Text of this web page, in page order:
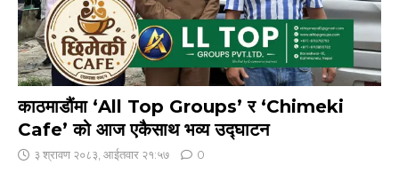
काठमाडौंमा ‘All Top Groups’ र ‘Chimeki
Cafe’ को आज एकैसाथ भव्य उद्घाटन
३ श्रावण २०८३, आईतवार २१:५७ 0